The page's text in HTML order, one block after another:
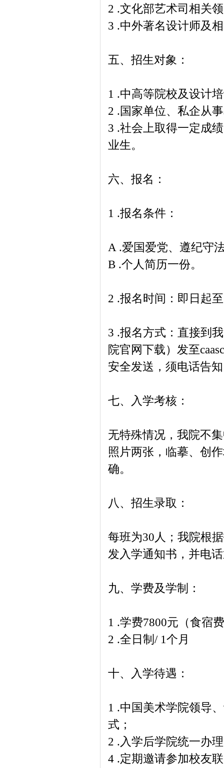
2 .文化部艺术司相关
3 .中外著名设计师及
五、招生对象：
1 .中高等院校及设计
2 .国家单位、私企从
3 .社会上取得一定成
业生。
六、报名：
1 .报名条件：
A .爱国爱党、遵纪守
B .个人简历一份。
2 .报名时间：即日起
3 .报名方式：直接到
院官网下载）发至
安全发送，须电话告
七、入学考核：
无特殊情况，我院不
照片两张，临摹、创
确。
八、招生录取：
每班为30人；我院根
发入学通知书，并电
九、学费及学制：
1 .学费7800元（食宿
2 .全日制/ 1个月
十、入学待遇：
1 .中国美术学院领导
式；
2 .入学后学院统一办
4 .定期邀请参加校友